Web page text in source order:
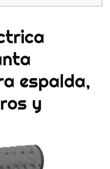
espalda,
y